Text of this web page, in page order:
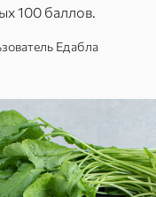
100 баллов.
Едабла